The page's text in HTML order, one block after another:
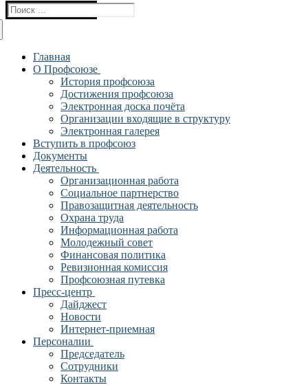
Найти:
Главная
О Профсоюзе
История профсоюза
Достижения профсоюза
Электронная доска почёта
Организации входящие в структуру
Электронная галерея
Вступить в профсоюз
Документы
Деятельность
Организационная работа
Социальное партнерство
Правозащитная деятельность
Охрана труда
Информационная работа
Молодежный совет
Финансовая политика
Ревизионная комиссия
Профсоюзная путевка
Пресс-центр
Дайджест
Новости
Интернет-приемная
Персоналии
Председатель
Сотрудники
Контакты